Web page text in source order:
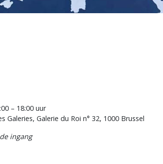
– 18:00 uur
Galeries, Galerie du Roi n° 32, 1000 Brussel
ingang